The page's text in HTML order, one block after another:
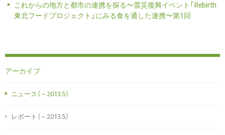
これからの地方と都市の連携を探る〜震災復興イベント「Rebirth
東北フードプロジェクト」にみる食を通した連携〜第1回
アーカイブ
ニュース（～2013.5）
レポート（～2013.5）